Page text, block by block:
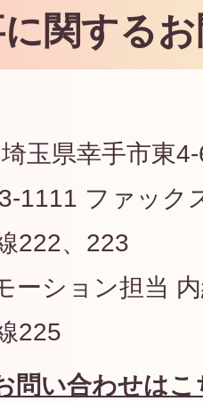
関する
玉県幸手市東
1111 ファック
222、223
ーション担当
225
問い合わせは